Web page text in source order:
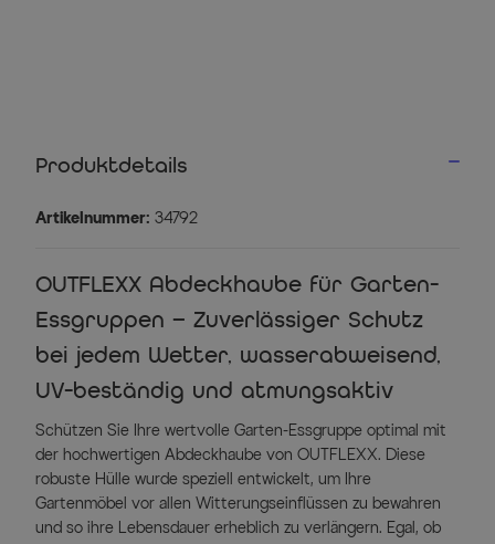
Produktdetails
Artikelnummer: 34792
OUTFLEXX Abdeckhaube für Garten-
Essgruppen – Zuverlässiger Schutz
bei jedem Wetter, wasserabweisend,
UV-beständig und atmungsaktiv
Schützen Sie Ihre wertvolle Garten-Essgruppe optimal mit
der hochwertigen Abdeckhaube von OUTFLEXX. Diese
robuste Hülle wurde speziell entwickelt, um Ihre
Gartenmöbel vor allen Witterungseinflüssen zu bewahren
und so ihre Lebensdauer erheblich zu verlängern. Egal, ob